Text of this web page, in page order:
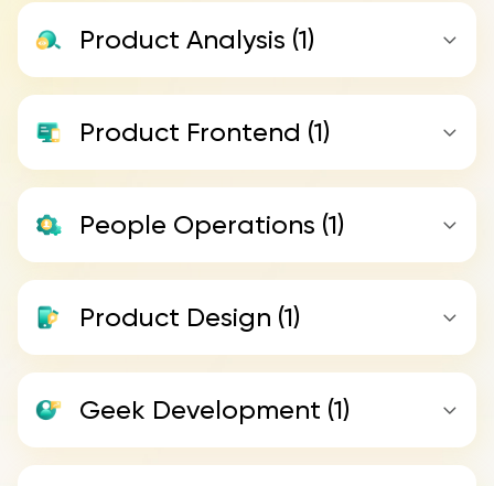
Product Analysis (1)
Product Frontend (1)
People Operations (1)
Product Design (1)
Geek Development (1)